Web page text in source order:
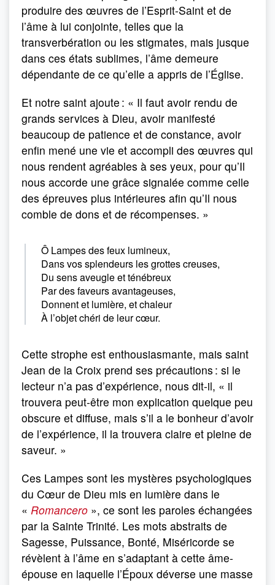
produire des œuvres de l’Esprit-Saint et de
l’âme à lui conjointe, telles que la
transverbération ou les stigmates, mais jusque
dans ces états sublimes, l’âme demeure
dépendante de ce qu’elle a appris de l’Église.
Et notre saint ajoute : « Il faut avoir rendu de
grands services à Dieu, avoir manifesté
beaucoup de patience et de constance, avoir
enfin mené une vie et accompli des œuvres qui
nous rendent agréables à ses yeux, pour qu’Il
nous accorde une grâce signalée comme celle
des épreuves plus intérieures afin qu’Il nous
comble de dons et de récompenses. »
Ô Lampes des feux lumineux,
Dans vos splendeurs les grottes creuses,
Du sens aveugle et ténébreux
Par des faveurs avantageuses,
Donnent et lumière, et chaleur
À l’objet chéri de leur cœur.
Cette strophe est enthousiasmante, mais saint
Jean de la Croix prend ses précautions : si le
lecteur n’a pas d’expérience, nous dit-il, « il
trouvera peut-être mon explication quelque peu
obscure et diffuse, mais s’il a le bonheur d’avoir
de l’expérience, il la trouvera claire et pleine de
saveur. »
Ces Lampes sont les mystères psychologiques
du Cœur de Dieu mis en lumière dans le
« Romancero », ce sont les paroles échangées
par la Sainte Trinité. Les mots abstraits de
Sagesse, Puissance, Bonté, Miséricorde se
révèlent à l’âme en s’adaptant à cette âme-
épouse en laquelle l’Époux déverse une masse